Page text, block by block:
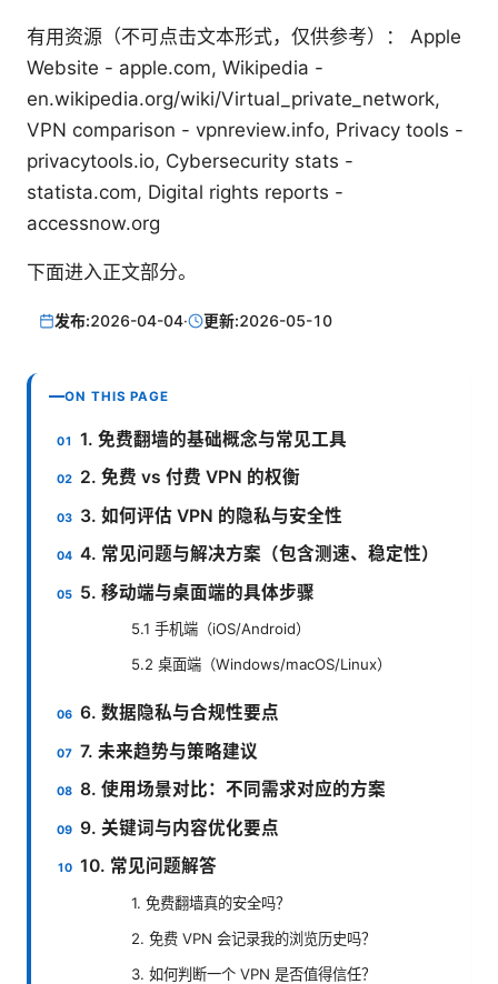
有用资源（不可点击文本形式，仅供参考）： Apple
Website - apple.com, Wikipedia -
en.wikipedia.org/wiki/Virtual_private_network,
VPN comparison - vpnreview.info, Privacy tools -
privacytools.io, Cybersecurity stats -
statista.com, Digital rights reports -
accessnow.org
下面进入正文部分。
发布:2026-04-04· 更新:2026-05-10
ON THIS PAGE
1. 免费翻墙的基础概念与常见工具
2. 免费 vs 付费 VPN 的权衡
3. 如何评估 VPN 的隐私与安全性
4. 常见问题与解决方案（包含测速、稳定性）
5. 移动端与桌面端的具体步骤
5.1 手机端（iOS/Android）
5.2 桌面端（Windows/macOS/Linux）
6. 数据隐私与合规性要点
7. 未来趋势与策略建议
8. 使用场景对比：不同需求对应的方案
9. 关键词与内容优化要点
10. 常见问题解答
1. 免费翻墙真的安全吗？
2. 免费 VPN 会记录我的浏览历史吗？
3. 如何判断一个 VPN 是否值得信任？